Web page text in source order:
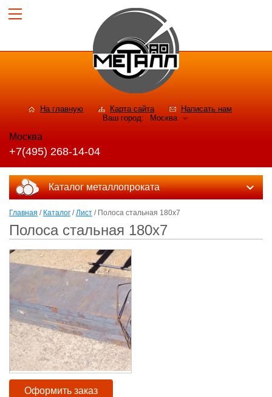
На главную Карта сайта
Написать нам
Ваш город:
Москва
Москва
+7(495) 268-14-04
Каталог металлопроката
Главная / Каталог /Лист / Полоса стальная 180x7
Полоса стальная 180x7
Оформить заказ